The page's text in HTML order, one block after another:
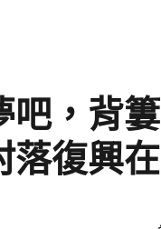
吧，背
落復興